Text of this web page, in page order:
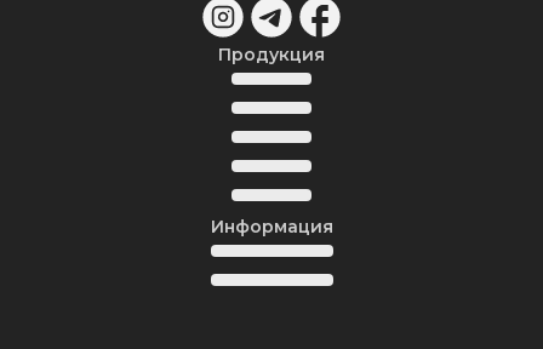
Продукция
Информация